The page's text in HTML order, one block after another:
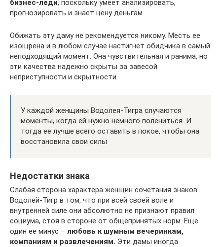
бизнес-леди, поскольку умеет анализировать,
прогнозировать и знает цену деньгам.
Обижать эту даму не рекомендуется никому. Месть ее
изощрена и в любом случае настигнет обидчика в самый
неподходящий момент. Она чувствительная и ранима, но
эти качества надежно скрыты за завесой
неприступности и скрытности.
У каждой женщины Водолея-Тигра случаются
моменты, когда ей нужно немного полениться. И
тогда ее лучше всего оставить в покое, чтобы она
восстановила свои силы
Недостатки знака
Слабая сторона характера женщин сочетания знаков
Водолей-Тигр в том, что при всей своей воле и
внутренней силе они абсолютно не признают правил
социума, стоя в стороне от общепринятых норм. Еще
один ее минус – любовь к шумным вечеринкам,
компаниям и развлечениям. Эти дамы иногда